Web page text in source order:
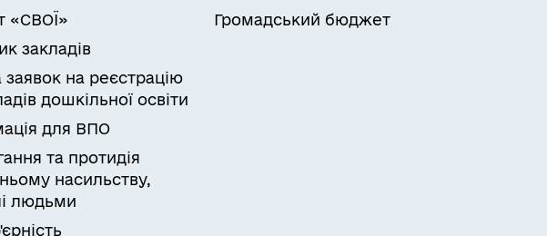
«СВОЇ»
закладів
заявок на реєстрацію
дошкільної освіти
для ВПО
та протидія
насильству,
людьми
Громадський бюджет